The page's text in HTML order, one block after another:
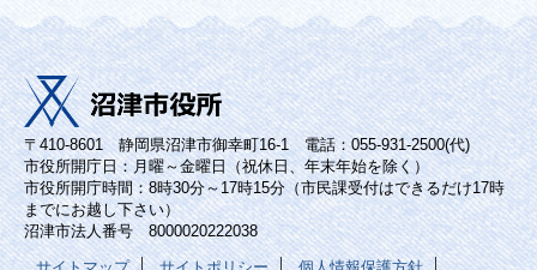
〒410-8601 静岡県沼津市御幸町16-1 電話：055-931-2500(代)
市役所開庁日：月曜～金曜日（祝休日、年末年始を除く）
市役所開庁時間：8時30分～17時15分（市民課受付はできるだけ17時
までにお越し下さい）
沼津市法人番号 8000020222038